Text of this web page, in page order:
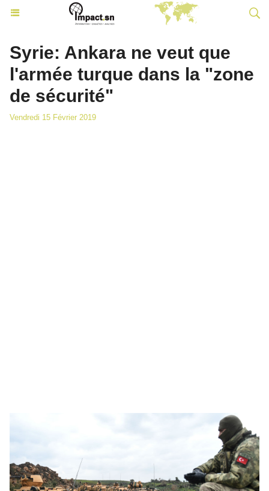
Syrie: Ankara ne veut que
l'armée turque dans la "zone
de sécurité"
Vendredi 15 Février 2019